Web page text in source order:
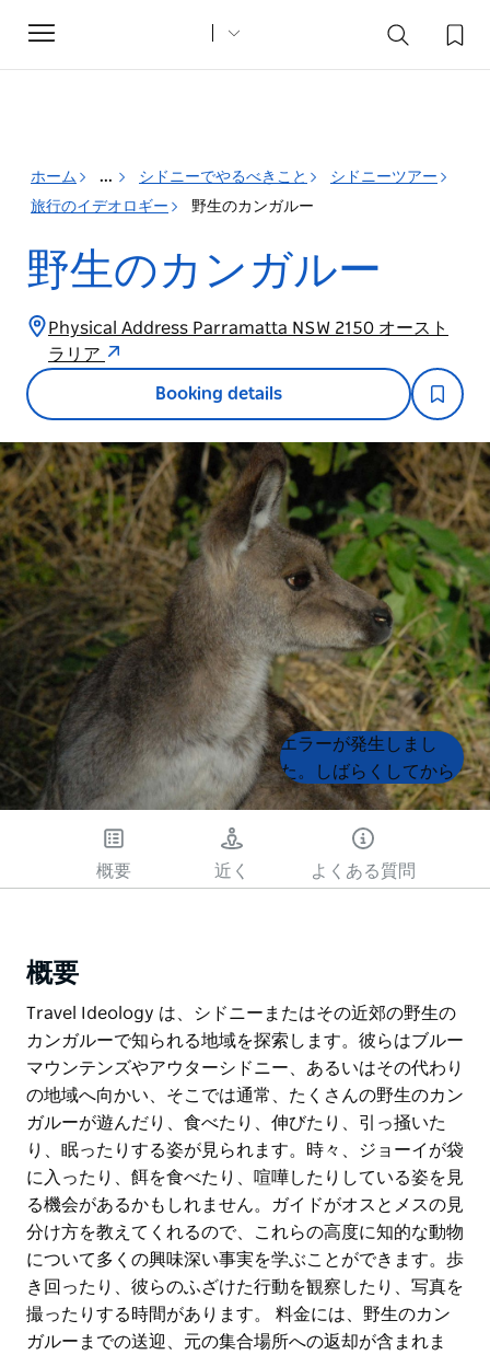
Toggle
navigation
ホーム ... シドニーでやるべきこと
シドニーツアー
旅行のイデオロギー
野生のカンガルー
野生のカンガルー
Physical Address Parramatta NSW 2150 オースト
ラリア
Booking details
Product
List
Product
List
エラーが発生しまし
た。しばらくしてから
もう一度試してくださ
概要 近く よくある質問
概要
Travel Ideology は、シドニーまたはその近郊の野生の
カンガルーで知られる地域を探索します。彼らはブルー
マウンテンズやアウターシドニー、あるいはその代わり
の地域へ向かい、そこでは通常、たくさんの野生のカン
ガルーが遊んだり、食べたり、伸びたり、引っ掻いた
り、眠ったりする姿が見られます。時々、ジョーイが袋
に入ったり、餌を食べたり、喧嘩したりしている姿を見
る機会があるかもしれません。ガイドがオスとメスの見
分け方を教えてくれるので、これらの高度に知的な動物
について多くの興味深い事実を学ぶことができます。歩
き回ったり、彼らのふざけた行動を観察したり、写真を
撮ったりする時間があります。 料金には、野生のカン
ガルーまでの送迎、元の集合場所への返却が含まれま